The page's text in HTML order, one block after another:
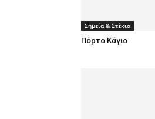
Σημεία & Στέκια
Πόρτο Κάγιο